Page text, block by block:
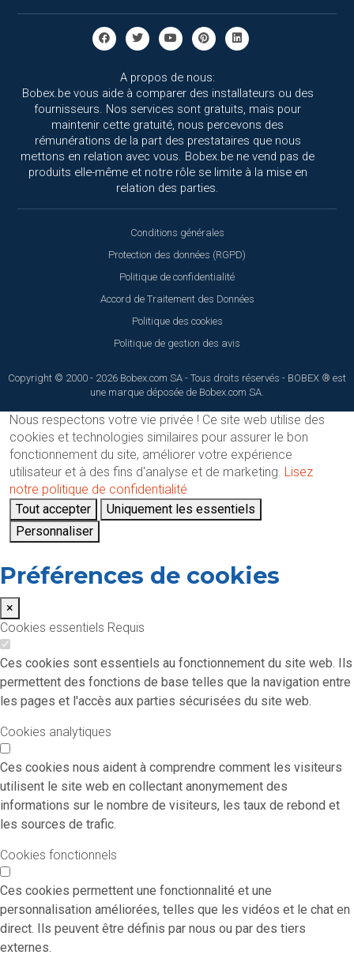
A propos de nous:
Bobex.be vous aide à comparer des installateurs ou des
fournisseurs. Nos services sont gratuits, mais pour
maintenir cette gratuité, nous percevons des
rémunérations de la part des prestataires que nous
mettons en relation avec vous. Bobex.be ne vend pas de
produits elle-même et notre rôle se limite à la mise en
relation des parties.
Conditions générales
Protection des données (RGPD)
Politique de confidentialité
Accord de Traitement des Données
Politique des cookies
Politique de gestion des avis
Copyright © 2000 - 2026 Bobex.com SA - Tous droits réservés - BOBEX ® est
une marque déposée de Bobex.com SA.
Nous respectons votre vie privée ! Ce site web utilise des
cookies et technologies similaires pour assurer le bon
fonctionnement du site, améliorer votre expérience
utilisateur et à des fins d'analyse et de marketing. Lisez
notre politique de confidentialité
Tout accepter
Uniquement les essentiels
Personnaliser
Préférences de cookies
×
Cookies essentiels Requis
Ces cookies sont essentiels au fonctionnement du site web. Ils
permettent des fonctions de base telles que la navigation entre
les pages et l'accès aux parties sécurisées du site web.
Cookies analytiques
Ces cookies nous aident à comprendre comment les visiteurs
utilisent le site web en collectant anonymement des
informations sur le nombre de visiteurs, les taux de rebond et
les sources de trafic.
Cookies fonctionnels
Ces cookies permettent une fonctionnalité et une
personnalisation améliorées, telles que les vidéos et le chat en
direct. Ils peuvent être définis par nous ou par des tiers
externes.